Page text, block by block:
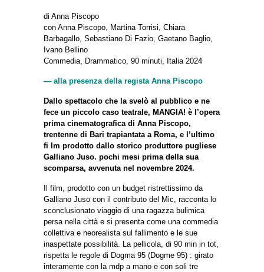
di Anna Piscopo
con Anna Piscopo, Martina Torrisi, Chiara
Barbagallo, Sebastiano Di Fazio, Gaetano Baglio,
Ivano Bellino
Commedia, Drammatico, 90 minuti, Italia 2024
— alla presenza della regista Anna Piscopo
Dallo spettacolo che la svelò al pubblico e ne
fece un piccolo caso teatrale, MANGIA! è l’opera
prima cinematografica di Anna Piscopo,
trentenne di Bari trapiantata a Roma, e l’ultimo
fi lm prodotto dallo storico produttore pugliese
Galliano Juso. pochi mesi prima della sua
scomparsa, avvenuta nel novembre 2024.
Il film, prodotto con un budget ristrettissimo da
Galliano Juso con il contributo del Mic, racconta lo
sconclusionato viaggio di una ragazza bulimica
persa nella città e si presenta come una commedia
collettiva e neorealista sul fallimento e le sue
inaspettate possibilità. La pellicola, di 90 min in tot,
rispetta le regole di Dogma 95 (Dogme 95) : girato
interamente con la mdp a mano e con soli tre